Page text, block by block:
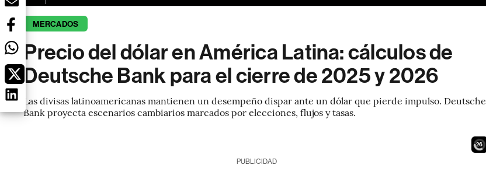
MERCADOS
Precio del dólar en América Latina: cálculos de
Deutsche Bank para el cierre de 2025 y 2026
Las divisas latinoamericanas mantienen un desempeño dispar ante un dólar que pierde impulso. Deutsche
Bank proyecta escenarios cambiarios marcados por elecciones, flujos y tasas.
24
PUBLICIDAD